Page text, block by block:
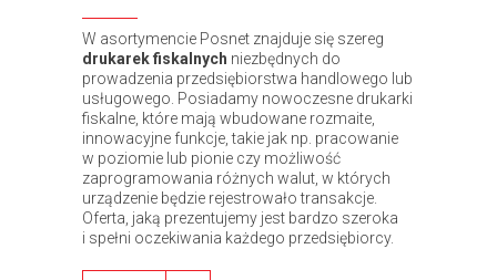
W asortymencie Posnet znajduje się szereg
drukarek fiskalnych niezbędnych do
prowadzenia przedsiębiorstwa handlowego lub
usługowego. Posiadamy nowoczesne drukarki
fiskalne, które mają wbudowane rozmaite,
innowacyjne funkcje, takie jak np. pracowanie
w poziomie lub pionie czy możliwość
zaprogramowania różnych walut, w których
urządzenie będzie rejestrowało transakcje.
Oferta, jaką prezentujemy jest bardzo szeroka
i spełni oczekiwania każdego przedsiębiorcy.